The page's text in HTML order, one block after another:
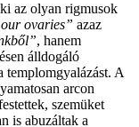
az olyan rigmusok
our ovaries” azaz
, hanem
álldogáló
templomgyalázást. A
arcon
szemüket
is abuzáltak a